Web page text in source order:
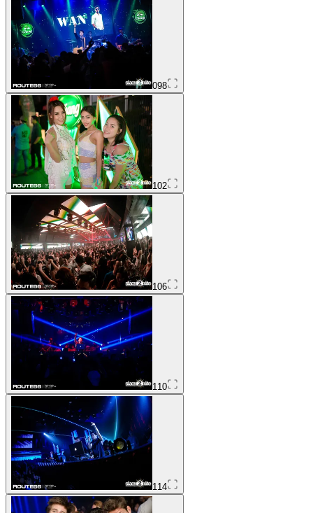
098
102
106
110
114